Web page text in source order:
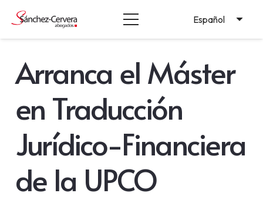
Español
Arranca el Máster
en Traducción
Jurídico-Financiera
de la UPCO